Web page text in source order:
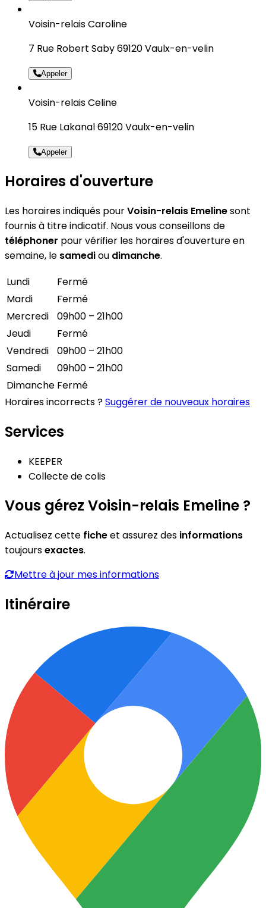
Voisin-relais Caroline
7 Rue Robert Saby 69120 Vaulx-en-velin
Appeler
Voisin-relais Celine
15 Rue Lakanal 69120 Vaulx-en-velin
Appeler
Horaires d'ouverture
Les horaires indiqués pourVoisin-relais Emelinesont
fournis à titre indicatif. Nous vous conseillons de
téléphoner pour vérifier les horaires d'ouverture en
semaine, le samediou dimanche.
Lundi
Fermé
Mardi
Fermé
Mercredi
09h00 – 21h00
Jeudi
Fermé
Vendredi
09h00 – 21h00
Samedi
09h00 – 21h00
Dimanche Fermé
Horaires incorrects ?Suggérer de nouveaux horaires
Services
KEEPER
Collecte de colis
Vous gérez Voisin-relais Emeline ?
Actualisez cette ficheet assurez des informations
toujoursexactes.
Mettre à jour mes informations
Itinéraire